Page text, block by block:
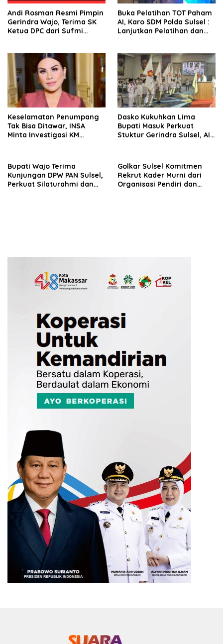
Andi Rosman Resmi Pimpin
Gerindra Wajo, Terima SK
Ketua DPC dari Sufmi
Buka Pelatihan TOT Paham
AI, Karo SDM Polda Sulsel :
Lanjutkan Pelatihan dan
Keselamatan Penumpang
Tak Bisa Ditawar, INSA
Minta Investigasi KM
Dasko Kukuhkan Lima
Bupati Masuk Perkuat
Stuktur Gerindra Sulsel, AIA
Bupati Wajo Terima
Kunjungan DPW PAN Sulsel,
Perkuat Silaturahmi dan
Golkar Sulsel Komitmen
Rekrut Kader Murni dari
Organisasi Pendiri dan